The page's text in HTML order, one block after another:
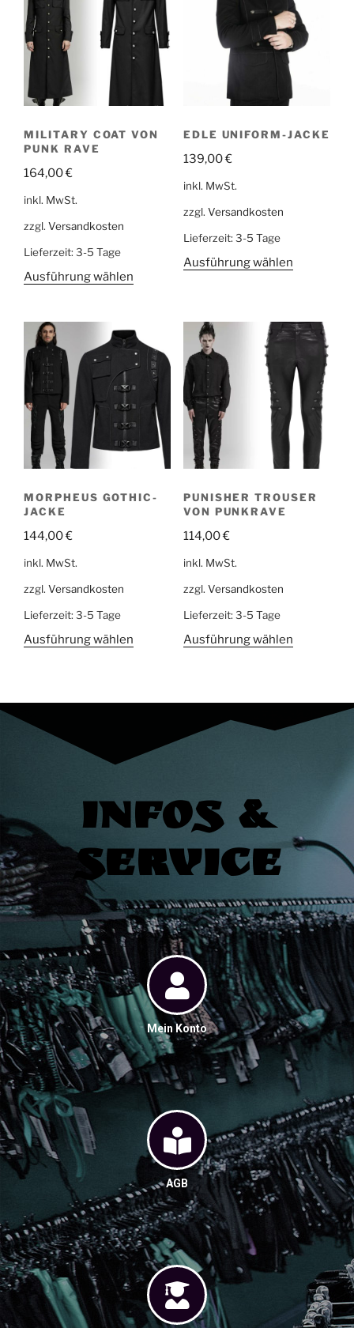
MILITARY COAT VON
PUNK RAVE
164,00€
inkl. MwSt.
zzgl. Versandkosten
Lieferzeit: 3-5 Tage
Ausführung wählen
EDLE UNIFORM-JACKE
139,00€
inkl. MwSt.
zzgl. Versandkosten
Lieferzeit: 3-5 Tage
Ausführung wählen
MORPHEUS GOTHIC-
JACKE
144,00€
inkl. MwSt.
zzgl. Versandkosten
Lieferzeit: 3-5 Tage
Ausführung wählen
PUNISHER TROUSER
VON PUNKRAVE
114,00€
inkl. MwSt.
zzgl. Versandkosten
Lieferzeit: 3-5 Tage
Ausführung wählen
Infos &
Service
Mein Konto
AGB